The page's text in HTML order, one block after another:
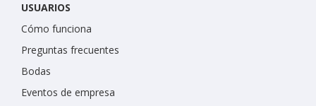
USUARIOS
Cómo funciona
Preguntas frecuentes
Bodas
Eventos de empresa